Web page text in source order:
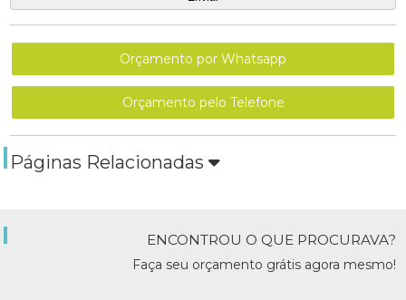
Orçamento por Whatsapp
Orçamento pelo Telefone
Páginas Relacionadas
ENCONTROU O QUE PROCURAVA?
Faça seu orçamento grátis agora mesmo!